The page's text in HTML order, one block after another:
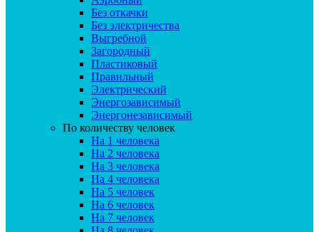
Без откачки
Без электричества
Выгребной
Загородный
Пластиковый
Правильный
Электрический
Энергозависимый
Энергонезависимый
По количеству человек
На 1 человека
На 2 человека
На 3 человека
На 4 человека
На 5 человек
На 6 человек
На 7 человек